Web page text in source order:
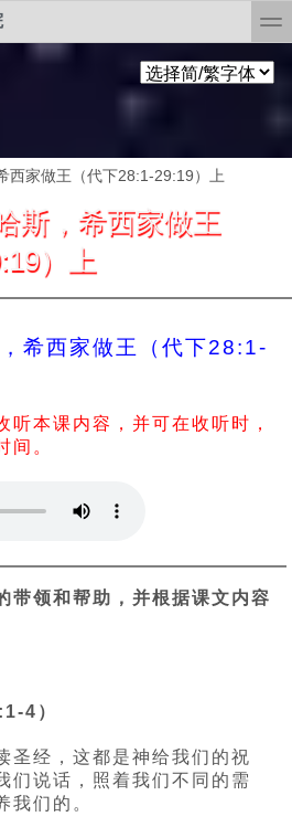
西家做王（代下28:1-29:19）上
斯，希西家做王
）上
希西家做王（代下28:1-
听本课内容，并可在收听时，
间。
带领和帮助，并根据课文内容
4）
圣经，这都是神给我们的祝
们说话，照着我们不同的需
我们的。